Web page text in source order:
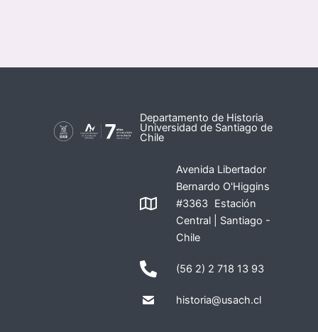
Departamento de Historia
Universidad de Santiago de
Chile
Avenida Libertador
Bernardo O'Higgins
#3363 Estación
Central | Santiago -
Chile
(56 2) 2 718 13 93
historia@usach.cl